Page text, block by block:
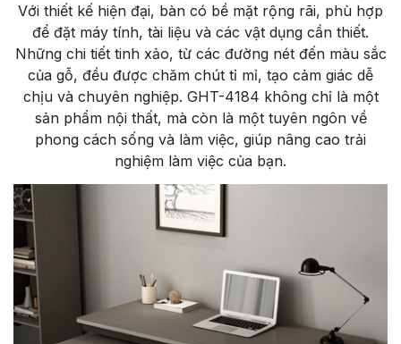
Với thiết kế hiện đại, bàn có bề mặt rộng rãi, phù hợp
để đặt máy tính, tài liệu và các vật dụng cần thiết.
Những chi tiết tinh xảo, từ các đường nét đến màu sắc
của gỗ, đều được chăm chút tỉ mỉ, tạo cảm giác dễ
chịu và chuyên nghiệp. GHT-4184 không chỉ là một
sản phẩm nội thất, mà còn là một tuyên ngôn về
phong cách sống và làm việc, giúp nâng cao trải
nghiệm làm việc của bạn.